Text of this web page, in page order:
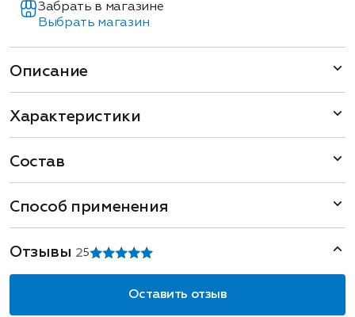
Забрать в магазине
Выбрать магазин
Описание
Характеристики
Состав
Способ применения
Отзывы 25
Оставить отзыв